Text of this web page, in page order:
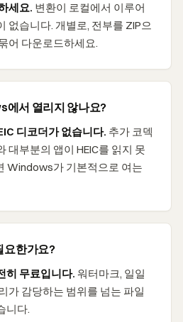
세요. 변환이 로컬에서 이루어
없습니다. 개별로, 전부를 ZIP으
어 다운로드하세요.
에서 열리지 않나요?
디코더가 없습니다. 추가 코덱
대부분의 앱이 HEIC를 읽지 못
Windows가 기본적으로 여는
요한가요?
히 무료입니다. 워터마크, 일일
가 감당하는 범위를 넘는 파일
니다.